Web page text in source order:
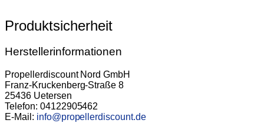
Produktsicherheit
Herstellerinformationen
Propellerdiscount Nord GmbH
Franz-Kruckenberg-Straße 8
25436 Uetersen
Telefon: 04122905462
E-Mail: info@propellerdiscount.de